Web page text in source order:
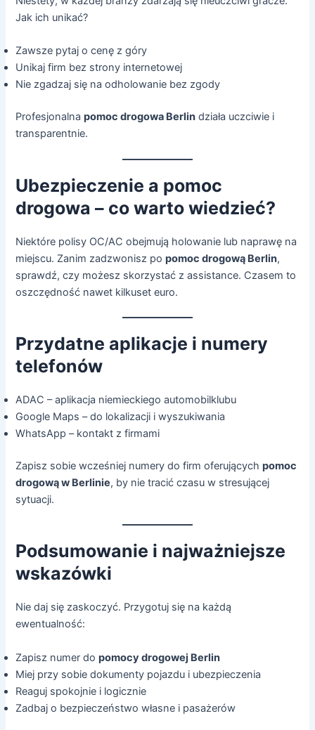
Jak ich unikać?
Zawsze pytaj o cenę z góry
Unikaj firm bez strony internetowej
Nie zgadzaj się na odholowanie bez zgody
Profesjonalnapomoc drogowa Berlin działa uczciwie i
transparentnie.
Ubezpieczenie a pomoc
drogowa – co warto wiedzieć?
Niektóre polisy OC/AC obejmują holowanie lub naprawę na
miejscu. Zanim zadzwonisz popomoc drogową Berlin,
sprawdź, czy możesz skorzystać z assistance. Czasem to
oszczędność nawet kilkuset euro.
Przydatne aplikacje i numery
telefonów
ADAC – aplikacja niemieckiego automobilklubu
Google Maps – do lokalizacji i wyszukiwania
WhatsApp – kontakt z firmami
Zapisz sobie wcześniej numery do firm oferującychpomoc
drogową w Berlinie, by nie tracić czasu w stresującej
sytuacji.
Podsumowanie i najważniejsze
wskazówki
Nie daj się zaskoczyć. Przygotuj się na każdą
ewentualność:
Zapisz numer dopomocy drogowej Berlin
Miej przy sobie dokumenty pojazdu i ubezpieczenia
Reaguj spokojnie i logicznie
Zadbaj o bezpieczeństwo własne i pasażerów